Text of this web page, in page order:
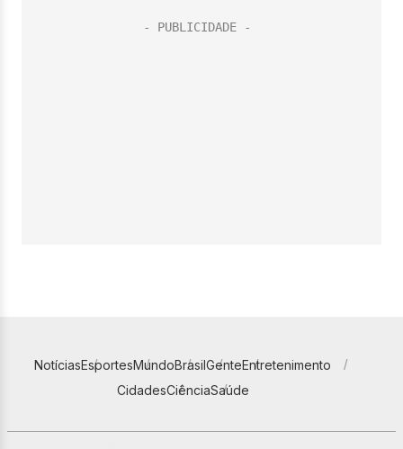
NotíciasEsportesMundoBrasilGenteEntretenimento
CidadesCiênciaSaúde